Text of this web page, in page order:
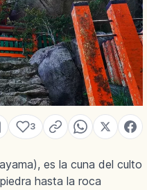
3
es la cuna del culto
hasta la roca